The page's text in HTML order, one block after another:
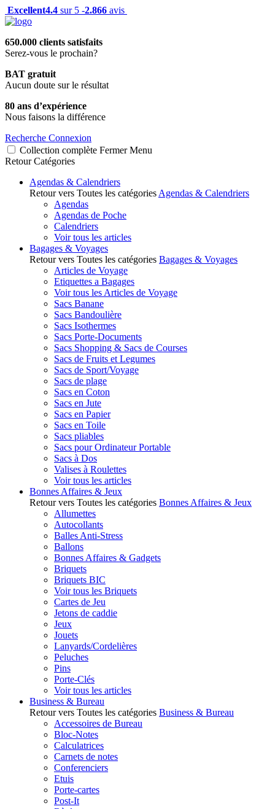
Excellent4.4 sur 5 -2.866 avis
650.000 clients satisfaits
Serez-vous le prochain?
BAT gratuit
Aucun doute sur le résultat
80 ans d’expérience
Nous faisons la différence
Recherche Connexion
Collection complète Fermer Menu
Retour Catégories
Agendas & Calendriers
Retour vers Toutes les catégories Agendas & Calendriers
Agendas
Agendas de Poche
Calendriers
Voir tous les articles
Bagages & Voyages
Retour vers Toutes les catégories Bagages & Voyages
Articles de Voyage
Etiquettes a Bagages
Voir tous les Articles de Voyage
Sacs Banane
Sacs Bandoulière
Sacs Isothermes
Sacs Porte-Documents
Sacs Shopping & Sacs de Courses
Sacs de Fruits et Legumes
Sacs de Sport/Voyage
Sacs de plage
Sacs en Coton
Sacs en Jute
Sacs en Papier
Sacs en Toile
Sacs pliables
Sacs pour Ordinateur Portable
Sacs à Dos
Valises à Roulettes
Voir tous les articles
Bonnes Affaires & Jeux
Retour vers Toutes les catégories Bonnes Affaires & Jeux
Allumettes
Autocollants
Balles Anti-Stress
Ballons
Bonnes Affaires & Gadgets
Briquets
Briquets BIC
Voir tous les Briquets
Cartes de Jeu
Jetons de caddie
Jeux
Jouets
Lanyards/Cordelières
Peluches
Pins
Porte-Clés
Voir tous les articles
Business & Bureau
Retour vers Toutes les catégories Business & Bureau
Accessoires de Bureau
Bloc-Notes
Calculatrices
Carnets de notes
Conferenciers
Etuis
Porte-cartes
Post-It